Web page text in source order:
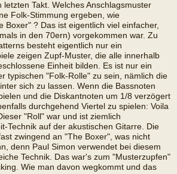
letzten Takt. Welches Anschlagsmuster
Folk-Stimmung ergeben, wie
Boxer" ? Das ist eigentlich viel einfacher,
in den 70ern) vorgekommen war. Zu
besteht eigentlich nur ein
zeigen Zupf-Muster, die alle innerhalb
Einheit bilden. Es ist nur ein
typischen "Folk-Rolle" zu sein, nämlich die
sich zu lassen. Wenn die Bassnoten
und die Diskantnoten um 1/8 verzögert
durchgehend Viertel zu spielen: Voila
"Roll" war und ist ziemlich
Technik auf der akustischen Gitarre. Die
zwingend an "The Boxer", was nicht
denn Paul Simon verwendet bei diesem
Technik. Das war's zum "Musterzupfen"
Wie man davon wegkommt und das